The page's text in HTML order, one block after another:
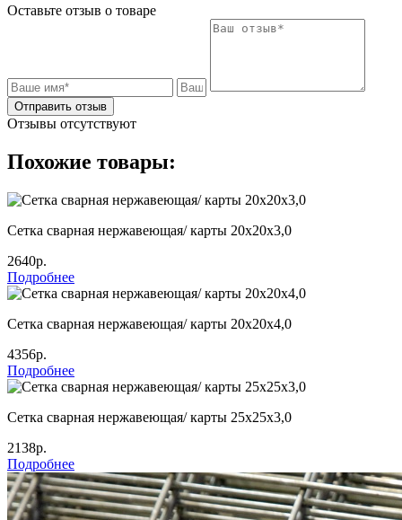
Оставьте отзыв о товаре
Отправить отзыв
Отзывы отсутствуют
Похожие товары:
Сетка сварная нержавеющая/ карты 20х20х3,0
2640р.
Подробнее
Сетка сварная нержавеющая/ карты 20х20х4,0
4356р.
Подробнее
Сетка сварная нержавеющая/ карты 25х25х3,0
2138р.
Подробнее